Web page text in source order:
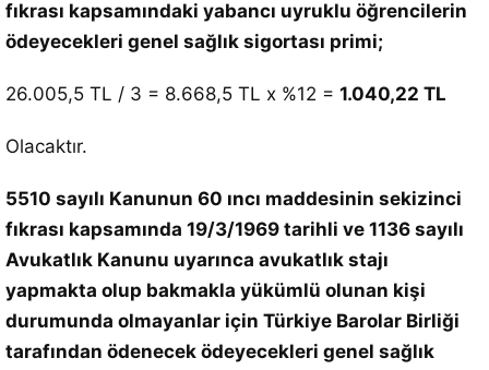
fıkrası kapsamındaki yabancı uyruklu öğrencilerin
ödeyecekleri genel sağlık sigortası primi;
26.005,5 TL / 3 = 8.668,5 TL x %12 = 1.040,22 TL
Olacaktır.
5510 sayılı Kanunun 60 ıncı maddesinin sekizinci
fıkrası kapsamında 19/3/1969 tarihli ve 1136 sayılı
Avukatlık Kanunu uyarınca avukatlık stajı
yapmakta olup bakmakla yükümlü olunan kişi
durumunda olmayanlar için Türkiye Barolar Birliği
tarafından ödenecek ödeyecekleri genel sağlık